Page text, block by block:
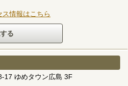
情報はこちら
17 ゆめタウン広島 3F